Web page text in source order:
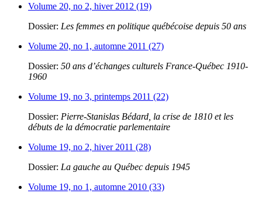
Volume 20, no 2, hiver 2012 (19)
Dossier: Les femmes en politique québécoise depuis 50 ans
Volume 20, no 1, automne 2011 (27)
Dossier: 50 ans d’échanges culturels France-Québec 1910-
1960
Volume 19, no 3, printemps 2011 (22)
Dossier: Pierre-Stanislas Bédard, la crise de 1810 et les
débuts de la démocratie parlementaire
Volume 19, no 2, hiver 2011 (28)
Dossier: La gauche au Québec depuis 1945
Volume 19, no 1, automne 2010 (33)